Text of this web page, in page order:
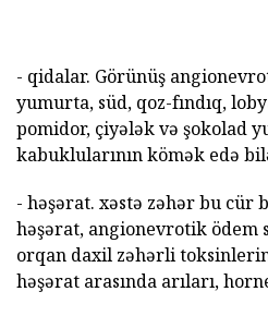
- qidalar. Görünüş
yumurta, süd, qoz-fındıq,
pomidor, çiyələk və şokolad
kabuklularının kömək edə
- həşərat. xəstə zəhər bu cür
həşərat, angionevrotik ödem
orqan daxil zəhərli
həşərat arasında arıları,